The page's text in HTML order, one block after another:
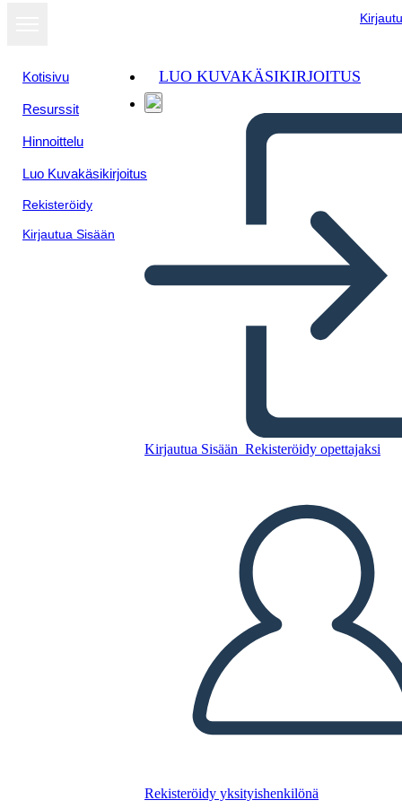
Kotisivu
Resurssit
Hinnoittelu
Luo Kuvakäsikirjoitus
Rekisteröidy
Kirjautua Sisään
LUO KUVAKÄSIKIRJOITUS
Kirjautua Sisään Rekisteröidy opettajaksi
Rekisteröidy yksityishenkilönä
Вычитание - Дроби
LUO KUVAKÄSIKIRJOITUS
TOISTA DIAESITYS
LUE MINULLE